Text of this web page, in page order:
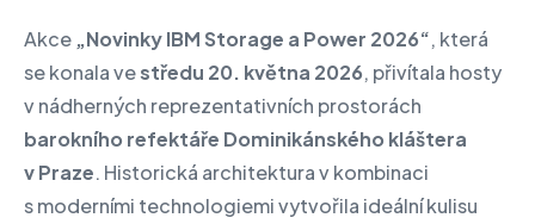
Akce „Novinky IBM Storage a Power 2026“, která
se konala vestředu 20. května 2026, přivítala hosty
v nádherných reprezentativních prostorách
barokního refektáře Dominikánského kláštera
v Praze. Historická architektura v kombinaci
s moderními technologiemi vytvořila ideální kulisu